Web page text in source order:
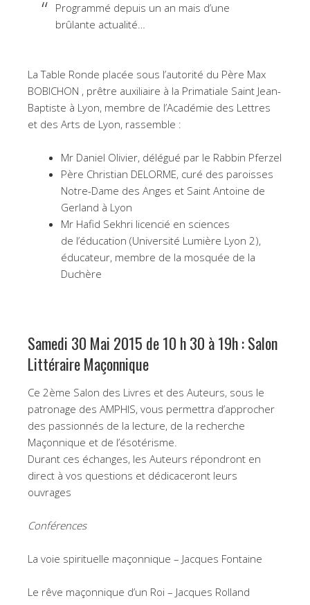
Programmé depuis un an mais d’une
brûlante actualité…
La Table Ronde placée sous l’autorité du Père Max
BOBICHON , prêtre auxiliaire à la Primatiale Saint Jean-
Baptiste à Lyon, membre de l’Académie des Lettres
et des Arts de Lyon, rassemble :
Mr Daniel Olivier, délégué par le Rabbin Pferzel
Père Christian DELORME, curé des paroisses
Notre-Dame des Anges et Saint Antoine de
Gerland à Lyon
Mr Hafid Sekhri licencié en sciences
de l’éducation (Université Lumière Lyon 2),
éducateur, membre de la mosquée de la
Duchère
Samedi 30 Mai 2015 de 10 h 30 à 19h : Salon
Littéraire Maçonnique
Ce 2ème Salon des Livres et des Auteurs, sous le
patronage des AMPHIS, vous permettra d’approcher
des passionnés de la lecture, de la recherche
Maçonnique et de l’ésotérisme.
Durant ces échanges, les Auteurs répondront en
direct à vos questions et dédicaceront leurs
ouvrages
Conférences
La voie spirituelle maçonnique – Jacques Fontaine
Le rêve maçonnique d’un Roi – Jacques Rolland